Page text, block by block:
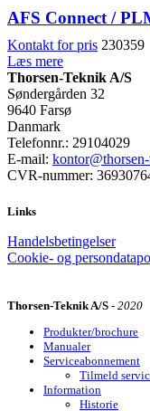
AFS Connect /
Kontakt for pris 230359
Læs mere
Thorsen-Teknik A/S
Søndergården 32
9640 Farsø
Danmark
Telefonnr.: 29104029
E-mail:
CVR-nummer:
Links
Handelsbetingelser
Cookie- og
Thorsen-Teknik A/S - 2020
Produkter/brochure
Manualer
Serviceabonnement
Tilmeld
Information
Historie